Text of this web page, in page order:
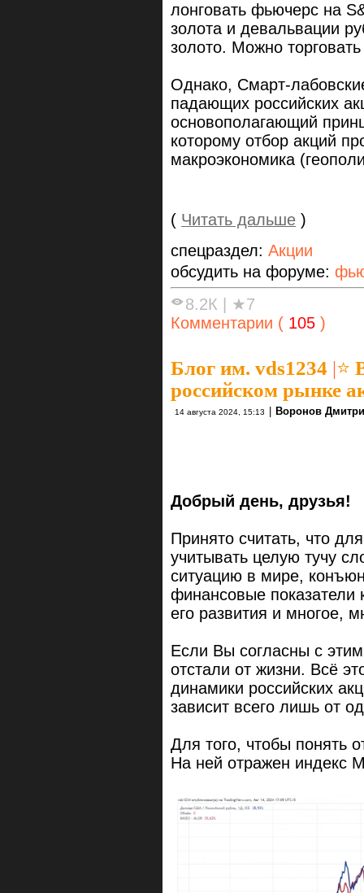
лонговать фьючерс на
золота и девальвации
золото. Можно
Однако, Смарт-
падающих российских
основополагающий
которому отбор акций
макроэкономика
( Читать дальше )
спецраздел: Акции
обсудить на форуме:
8.2К
★7
Комментарии ( 105 )
Блог им. vds1234 |⭐️
российском рынке
14 августа 2024, 15:13 | Воронов
Добрый день, друзья!
Принято считать, что
учитывать целую тучу
ситуацию в мире,
финансовые показатели
его развития и многое,
Если Вы согласны с
отстали от жизни. Всё
динамики российских
зависит всего лишь от
Для того, чтобы понять
На ней отражен индекс